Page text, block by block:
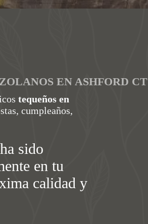
EN ASHFORD CT
tequeños en
cumpleaños,
sido
en tu
calidad y